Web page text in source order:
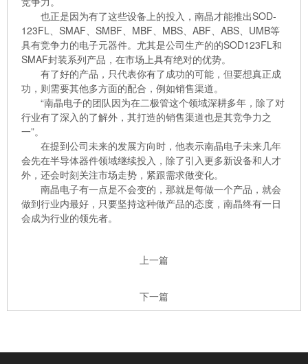
也正是因为有了这些设备上的投入，南晶才能推出SOD-
123FL、SMAF、SMBF、MBF、MBS、ABF、ABS、UMB等
具有竞争力的电子元器件。尤其是公司生产的的SOD123FL和
SMAF封装系列产品，在市场上具有绝对的优势。
有了好的产品，只代表你有了成功的可能，但要想真正成
功，则需要其他多方面的配合，例如销售渠道。
“南晶电子的团队因为在二极管这个领域深耕多年，除了对
行业有了深入的了解外，其打造的销售渠道也是其竞争力之
一”。
在提到公司未来的发展方向时，他表示南晶电子未来几年
会先在半导体器件领域继续投入，除了引入更多新设备和人才
外，还会时刻关注市场走势，紧跟需求做变化。
南晶电子有一点是不会变的，那就是每做一个产品，就会
做到行业内最好，只要坚持这种做产品的态度，南晶终有一日
会成为行业的领先者。
上一篇
下一篇